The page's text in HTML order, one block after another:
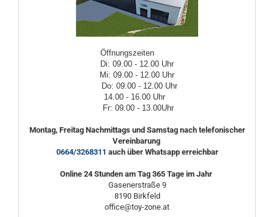
Öffnungszeiten
Di: 09.00 - 12.00 Uhr
Mi: 09.00 - 12.00 Uhr
Do: 09.00 - 12.00 Uhr
14.00 - 16.00 Uhr
Fr: 09.00 - 13.00Uhr
Montag, Freitag Nachmittags und Samstag nach telefonischer
Vereinbarung
0664/3268311 auch über Whatsapp erreichbar
Online 24 Stunden am Tag 365 Tage im Jahr
Gasenerstraße 9
8190 Birkfeld
office@toy-zone.at